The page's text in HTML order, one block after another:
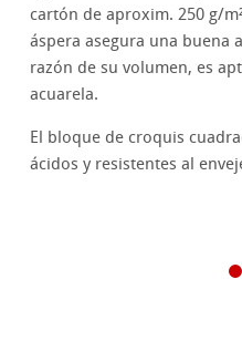
cartón de aproxim. 250 g/
áspera asegura una buena
razón de su volumen, es
acuarela.
El bloque de croquis
ácidos y resistentes al